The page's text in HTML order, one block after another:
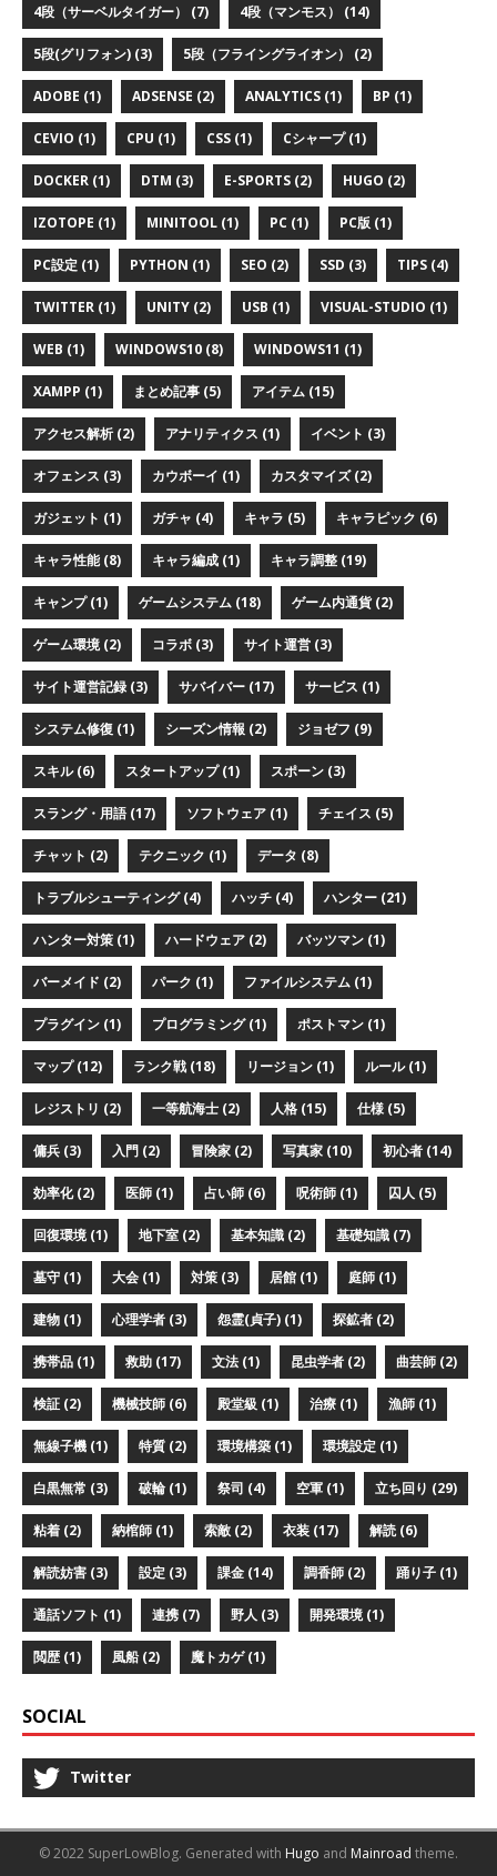
4段（サーベルタイガー） (7) 4段（マンモス） (14)
5段(グリフォン) (3) 5段（フライングライオン） (2)
ADOBE (1) ADSENSE (2) ANALYTICS (1) BP (1)
CEVIO (1) CPU (1) CSS (1) Cシャープ (1)
DOCKER (1) DTM (3) E-SPORTS (2) HUGO (2)
IZOTOPE (1) MINITOOL (1) PC (1) PC版 (1)
PC設定 (1) PYTHON (1) SEO (2) SSD (3) TIPS (4)
TWITTER (1) UNITY (2) USB (1) VISUAL-STUDIO (1)
WEB (1) WINDOWS10 (8) WINDOWS11 (1)
XAMPP (1) まとめ記事 (5) アイテム (15)
アクセス解析 (2) アナリティクス (1) イベント (3)
オフェンス (3) カウボーイ (1) カスタマイズ (2)
ガジェット (1) ガチャ (4) キャラ (5) キャラピック (6)
キャラ性能 (8) キャラ編成 (1) キャラ調整 (19)
キャンプ (1) ゲームシステム (18) ゲーム内通貨 (2)
ゲーム環境 (2) コラボ (3) サイト運営 (3)
サイト運営記録 (3) サバイバー (17) サービス (1)
システム修復 (1) シーズン情報 (2) ジョゼフ (9)
スキル (6) スタートアップ (1) スポーン (3)
スラング・用語 (17) ソフトウェア (1) チェイス (5)
チャット (2) テクニック (1) データ (8)
トラブルシューティング (4) ハッチ (4) ハンター (21)
ハンター対策 (1) ハードウェア (2) バッツマン (1)
バーメイド (2) パーク (1) ファイルシステム (1)
プラグイン (1) プログラミング (1) ポストマン (1)
マップ (12) ランク戦 (18) リージョン (1) ルール (1)
レジストリ (2) 一等航海士 (2) 人格 (15) 仕様 (5)
傭兵 (3) 入門 (2) 冒険家 (2) 写真家 (10) 初心者 (14)
効率化 (2) 医師 (1) 占い師 (6) 呪術師 (1) 囚人 (5)
回復環境 (1) 地下室 (2) 基本知識 (2) 基礎知識 (7)
墓守 (1) 大会 (1) 対策 (3) 居館 (1) 庭師 (1)
建物 (1) 心理学者 (3) 怨霊(貞子) (1) 探鉱者 (2)
携帯品 (1) 救助 (17) 文法 (1) 昆虫学者 (2) 曲芸師 (2)
検証 (2) 機械技師 (6) 殿堂級 (1) 治療 (1) 漁師 (1)
無線子機 (1) 特質 (2) 環境構築 (1) 環境設定 (1)
白黒無常 (3) 破輪 (1) 祭司 (4) 空軍 (1) 立ち回り (29)
粘着 (2) 納棺師 (1) 索敵 (2) 衣装 (17) 解読 (6)
解読妨害 (3) 設定 (3) 課金 (14) 調香師 (2) 踊り子 (1)
通話ソフト (1) 連携 (7) 野人 (3) 開発環境 (1)
閲歴 (1) 風船 (2) 魔トカゲ (1)
SOCIAL
Twitter
© 2022 SuperLowBlog. Generated with Hugo and Mainroad theme.